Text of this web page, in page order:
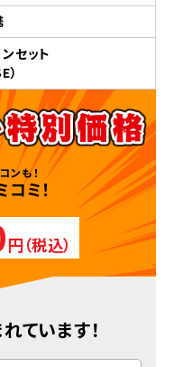
セット
）
ンも！
ミ！
円（税込）
ています！